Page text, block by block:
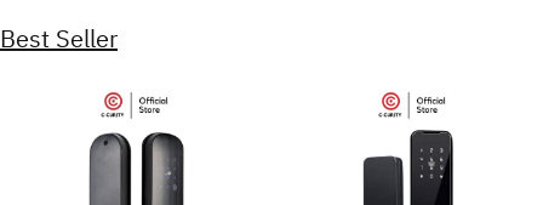
Best Seller